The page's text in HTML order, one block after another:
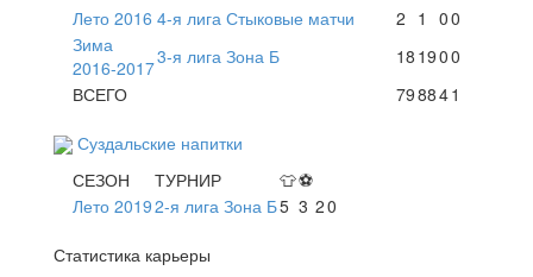
Лето 2016 4-я лига Стыковые матчи 2 1 00
Зима
2016-20173-я лига Зона Б 18 1900
ВСЕГО
798841
Суздальские напитки
СЕЗОН
ТУРНИР 👕⚽
Лето 20192-я лига Зона Б5 3 20
Статистика карьеры